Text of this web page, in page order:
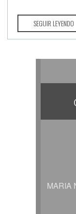
SEGUIR LEYENDO
MARIA